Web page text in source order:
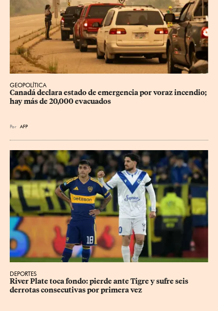
GEOPOLÍTICA
Canadá declara estado de emergencia por voraz incendio;
hay más de 20,000 evacuados
Por AFP
DEPORTES
River Plate toca fondo: pierde ante Tigre y sufre seis
derrotas consecutivas por primera vez